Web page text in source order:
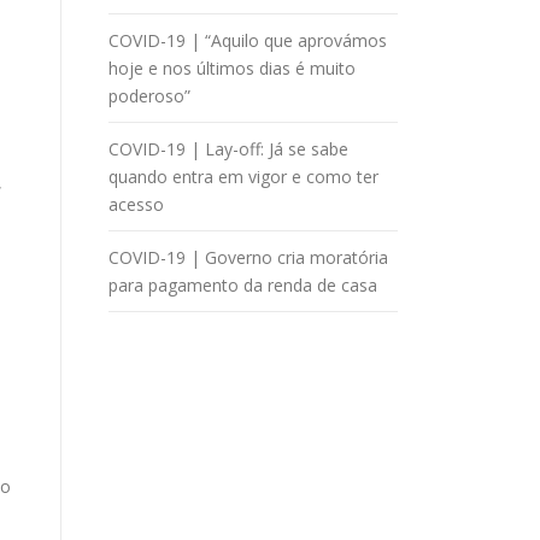
COVID-19 | “Aquilo que aprovámos
hoje e nos últimos dias é muito
poderoso”
COVID-19 | Lay-off: Já se sabe
quando entra em vigor e como ter
acesso
COVID-19 | Governo cria moratória
para pagamento da renda de casa